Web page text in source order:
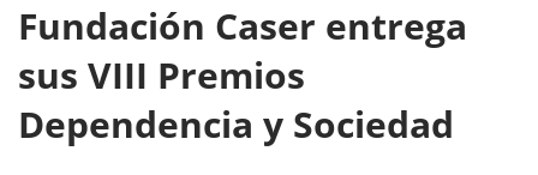
Fundación Caser entrega
sus VIII Premios
Dependencia y Sociedad